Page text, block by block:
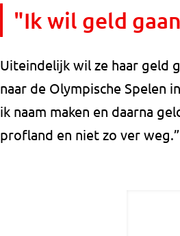
"Ik wil geld
Uiteindelijk wil ze haar geld
naar de Olympische Spelen
ik naam maken en daarna
profland en niet zo ver weg.”